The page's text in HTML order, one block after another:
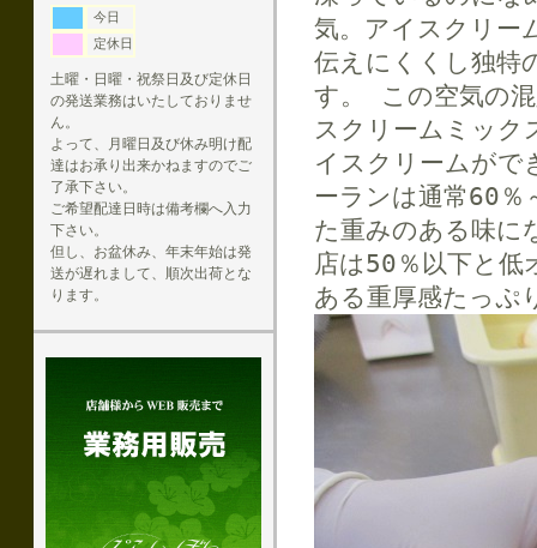
今日
定休日
土曜・日曜・祝祭日及び定休日
の発送業務はいたしておりませ
ん。
よって、月曜日及び休み明け配
達はお承り出来かねますのでご
了承下さい。
ご希望配達日時は備考欄へ入力
下さい。
但し、お盆休み、年末年始は発
送が遅れまして、順次出荷とな
ります。
気。アイスクリー
伝えにくくし独特
す。 この空気の
スクリームミック
イスクリームがで
ーランは通常60
た重みのある味に
店は50％以下と低
ある重厚感たっぷ